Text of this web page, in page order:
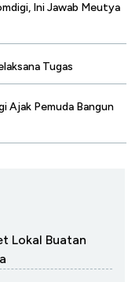
Ini Jawab Meutya
Tugas
Ajak Pemuda Bangun
Lokal Buatan